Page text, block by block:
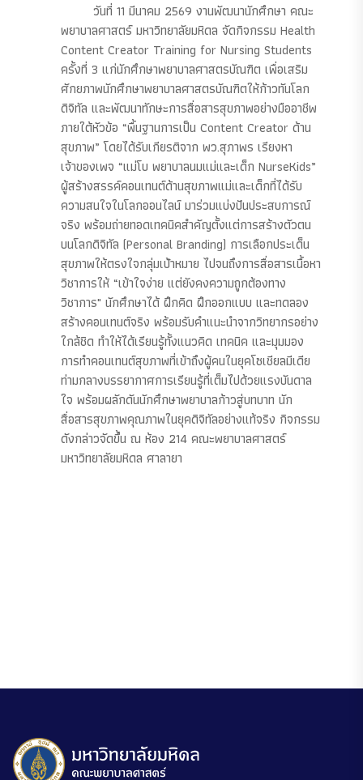
วันที่ 11 มีนาคม 2569 งานพัฒนานักศึกษา คณะ
พยาบาลศาสตร์ มหาวิทยาลัยมหิดล จัดกิจกรรม Health
Content Creator Training for Nursing Students
ครั้งที่ 3 แก่นักศึกษาพยาบาลศาสตรบัณฑิต เพื่อเสริม
ศักยภาพนักศึกษาพยาบาลศาสตรบัณฑิตให้ก้าวทันโลก
ดิจิทัล และพัฒนาทักษะการสื่อสารสุขภาพอย่างมืออาชีพ
ภายใต้หัวข้อ “พื้นฐานการเป็น Content Creator ด้าน
สุขภาพ” โดยได้รับเกียรติจาก พว.สุภาพร เรียงหา
เจ้าของเพจ “แม่โบ พยาบาลนมแม่และเด็ก NurseKids”
ผู้สร้างสรรค์คอนเทนต์ด้านสุขภาพแม่และเด็กที่ได้รับ
ความสนใจในโลกออนไลน์ มาร่วมแบ่งปันประสบการณ์
จริง พร้อมถ่ายทอดเทคนิคสำคัญตั้งแต่การสร้างตัวตน
บนโลกดิจิทัล (Personal Branding) การเลือกประเด็น
สุขภาพให้ตรงใจกลุ่มเป้าหมาย ไปจนถึงการสื่อสารเนื้อหา
วิชาการให้ “เข้าใจง่าย แต่ยังคงความถูกต้องทาง
วิชาการ" นักศึกษาได้ ฝึกคิด ฝึกออกแบบ และทดลอง
สร้างคอนเทนต์จริง พร้อมรับคำแนะนำจากวิทยากรอย่าง
ใกล้ชิด ทำให้ได้เรียนรู้ทั้งแนวคิด เทคนิค และมุมมอง
การทำคอนเทนต์สุขภาพที่เข้าถึงผู้คนในยุคโซเชียลมีเดีย
ท่ามกลางบรรยากาศการเรียนรู้ที่เต็มไปด้วยแรงบันดาล
ใจ พร้อมผลักดันนักศึกษาพยาบาลก้าวสู่บทบาท นัก
สื่อสารสุขภาพคุณภาพในยุคดิจิทัลอย่างแท้จริง กิจกรรม
ดังกล่าวจัดขึ้น ณ ห้อง 214 คณะพยาบาลศาสตร์
มหาวิทยาลัยมหิดล ศาลายา